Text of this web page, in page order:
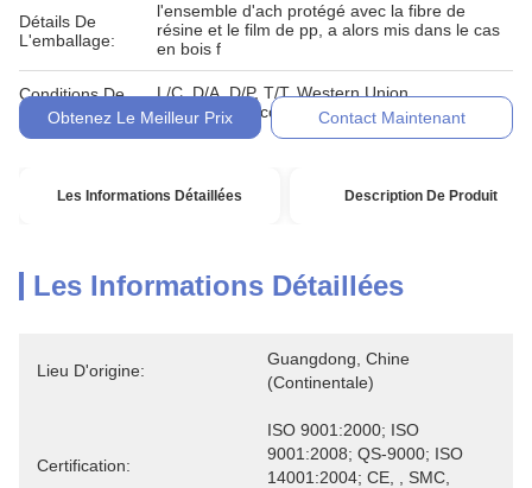
Détails De
L'emballage:
l'ensemble d'ach protégé avec la fibre de
résine et le film de pp, a alors mis dans le cas
en bois f
Conditions De
Paiement:
L/C, D/A, D/P, T/T, Western Union,
MoneyGram, comptant, engagement
Obtenez Le Meilleur Prix Contact Maintenant
Les Informations Détaillées Description De Produit
Les Informations Détaillées
Lieu D'origine:
Guangdong, Chine
(continentale)
Certification:
ISO 9001:2000; ISO
9001:2008; QS-9000; ISO
14001:2004; CE, , SMC,